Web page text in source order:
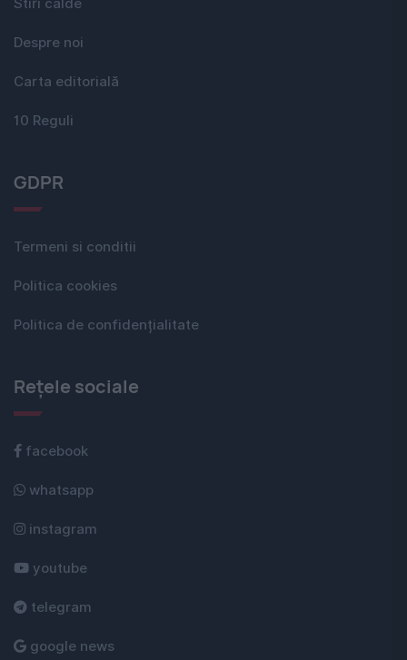
Stiri calde
Despre noi
Carta editorială
10 Reguli
GDPR
Termeni si conditii
Politica cookies
Politica de confidențialitate
Rețele sociale
facebook
whatsapp
instagram
youtube
telegram
google news